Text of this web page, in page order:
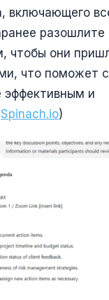
включающего
разошлите
чтобы они
что поможет
эффективным и
Spinach.io)